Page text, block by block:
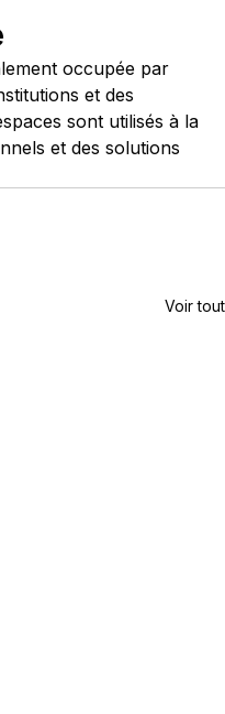
occupée par
et des
sont utilisés à la
et des solutions
Voir tout